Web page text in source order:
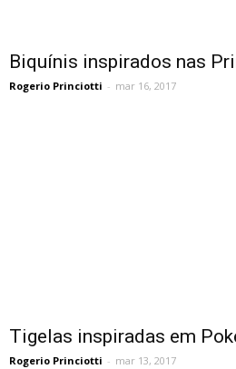
Biquínis inspirados nas
Rogerio Princiotti - mar 16, 2017
Tigelas inspiradas em
Rogerio Princiotti - mar 13, 2017